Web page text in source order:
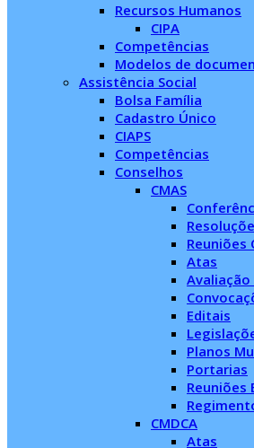
Recursos Humanos
CIPA
Competências
Modelos de
Assistência Social
Bolsa Família
Cadastro Único
CIAPS
Competências
Conselhos
CMAS
Reuniões
Atas
Editais
Planos
Portarias
Reuniões
CMDCA
Atas